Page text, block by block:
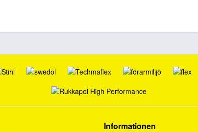
Informationen